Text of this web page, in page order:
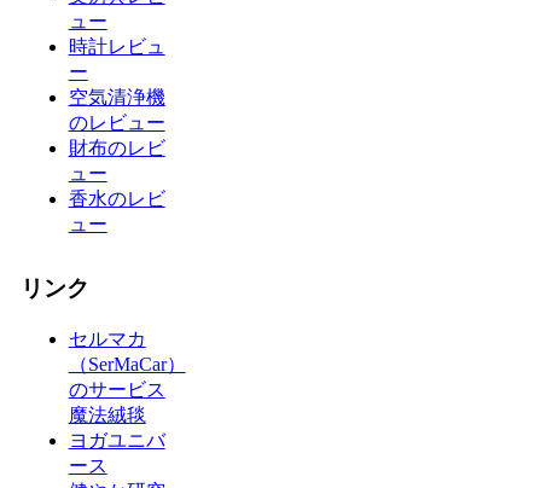
ュー
時計レビュ
ー
空気清浄機
のレビュー
財布のレビ
ュー
香水のレビ
ュー
リンク
セルマカ
（SerMaCar）
のサービス
魔法絨毯
ヨガユニバ
ース